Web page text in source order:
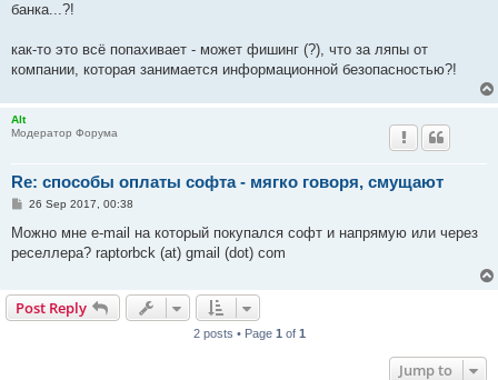
банка...?!
как-то это всё попахивает - может фишинг (?), что за ляпы от
компании, которая занимается информационной безопасностью?!
Alt
Модератор Форума
Re: способы оплаты софта - мягко говоря, смущают
P
s
26 Sep 2017, 00:38
Можно мне e-mail на который покупался софт и напрямую или через
реселлера? raptorbck (at) gmail (dot) com
Post Reply
2 posts • Page 1 of 1
Jump to